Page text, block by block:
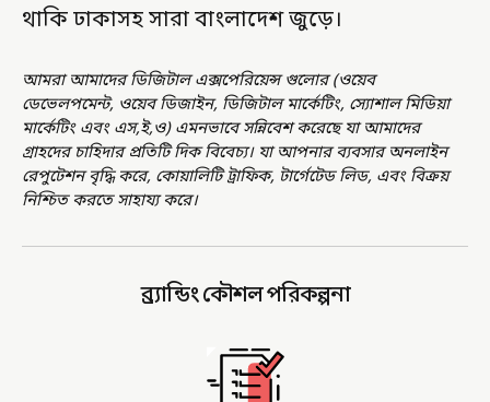
থাকি ঢাকাসহ সারা বাংলাদেশ জুড়ে।
আমরা আমাদের ডিজিটাল এক্সপেরিয়েন্স গুলোর (ওয়েব
ডেভেলপমেন্ট, ওয়েব ডিজাইন, ডিজিটাল মার্কেটিং, স্যোশাল মিডিয়া
মার্কেটিং এবং এস,ই,ও) এমনভাবে সন্নিবেশ করেছে যা আমাদের
গ্রাহদের চাহিদার প্রতিটি দিক বিবেচ্য। যা আপনার ব্যবসার অনলাইন
রেপুটেশন বৃদ্ধি করে, কোয়ালিটি ট্রাফিক, টার্গেটেড লিড, এবং বিক্রয়
নিশ্চিত করতে সাহায্য করে।
ব্র্যান্ডিং কৌশল পরিকল্পনা